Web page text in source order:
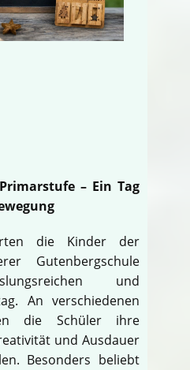
– Ein Tag
die Kinder der
Gutenbergschule
und
An verschiedenen
die Schüler ihre
und Ausdauer
Besonders beliebt